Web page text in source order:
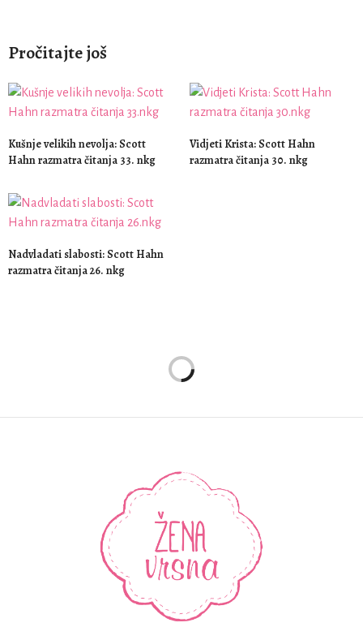
Pročitajte još
Kušnje velikih nevolja: Scott
Hahn razmatra čitanja 33. nkg
Vidjeti Krista: Scott Hahn
razmatra čitanja 30. nkg
Nadvladati slabosti: Scott Hahn
razmatra čitanja 26. nkg